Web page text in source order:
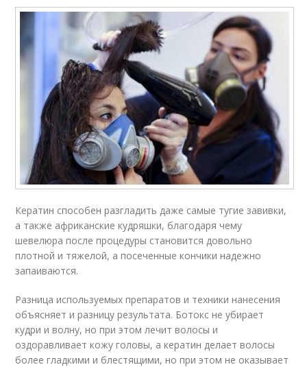
Кератин способен разгладить даже самые тугие завивки,
а также африканские кудряшки, благодаря чему
шевелюра после процедуры становится довольно
плотной и тяжелой, а посеченные кончики надежно
запаиваются.
Разница используемых препаратов и техники нанесения
объясняет и разницу результата. Ботокс не убирает
кудри и волну, но при этом лечит волосы и
оздоравливает кожу головы, а кератин делает волосы
более гладкими и блестящими, но при этом не оказывает